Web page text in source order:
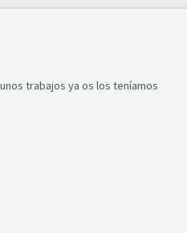
trabajos ya os los teníamos